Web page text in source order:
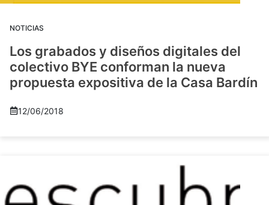
NOTICIAS
Los grabados y diseños digitales del
colectivo BYE conforman la nueva
propuesta expositiva de la Casa Bardín
12/06/2018